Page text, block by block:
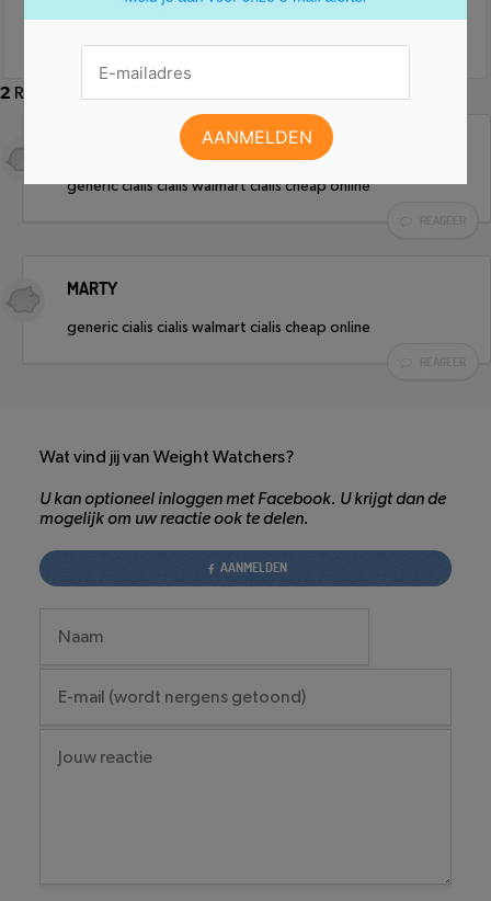
2 Reacties
generic cialis cialis walmart cialis cheap online
REAGEER
MARTY
generic cialis cialis walmart cialis cheap online
REAGEER
Wat vind jij van Weight Watchers?
U kan optioneel inloggen met Facebook. U krijgt dan de
mogelijk om uw reactie ook te delen.
AANMELDEN